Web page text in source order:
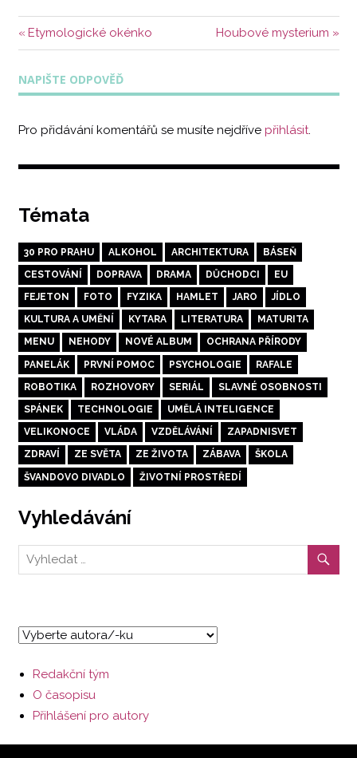
Navigace
pro
příspěvek
Předchozí
příspěvek:
Etymologické okénko
Další
příspěvek:
Houbové mysterium
NAPIŠTE ODPOVĚĎ
Pro přidávání komentářů se musíte nejdříve přihlásit.
Témata
30 PRO PRAHU ALKOHOL ARCHITEKTURA BÁSEŇ
CESTOVÁNÍ DOPRAVA DRAMA DŮCHODCI EU
FEJETON FOTO FYZIKA HAMLET JARO JÍDLO
KULTURA A UMĚNÍ KYTARA LITERATURA MATURITA
MENU NEHODY NOVÉ ALBUM OCHRANA PŘÍRODY
PANELÁK PRVNÍ POMOC PSYCHOLOGIE RAFALE
ROBOTIKA ROZHOVORY SERIÁL SLAVNÉ OSOBNOSTI
SPÁNEK TECHNOLOGIE UMĚLÁ INTELIGENCE
VELIKONOCE VLÁDA VZDĚLÁVÁNÍ ZAPADNISVET
ZDRAVÍ ZE SVĚTA ZE ŽIVOTA ZÁBAVA ŠKOLA
ŠVANDOVO DIVADLO ŽIVOTNÍ PROSTŘEDÍ
Vyhledávání
Redakční tým
O časopisu
Přihlášení pro autory